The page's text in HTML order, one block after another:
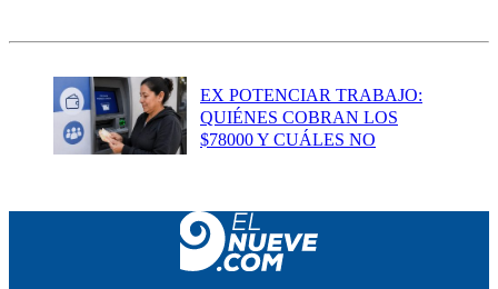
EX POTENCIAR TRABAJO:
QUIÉNES COBRAN LOS
$78000 Y CUÁLES NO